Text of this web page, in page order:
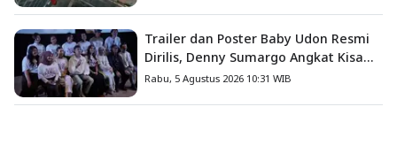
Trailer dan Poster Baby Udon Resmi
Dirilis, Denny Sumargo Angkat Kisah
Nyata Fanny Kondoh
Rabu, 5 Agustus 2026 10:31 WIB